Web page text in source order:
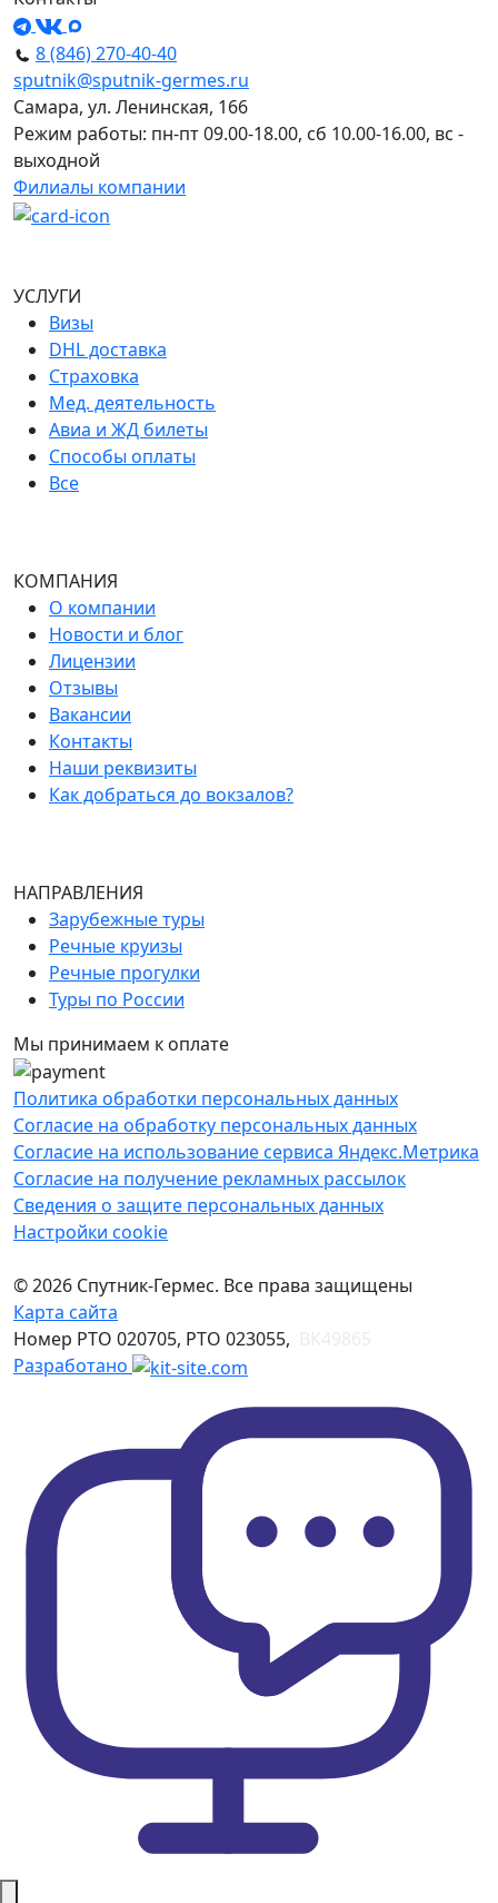
УСЛУГИ
Визы
DHL доставка
Страховка
Мед. деятельность
Авиа и ЖД билеты
Способы оплаты
Все
КОМПАНИЯ
О компании
Новости и блог
Лицензии
Отзывы
Вакансии
Контакты
Наши реквизиты
Как добраться до вокзалов?
НАПРАВЛЕНИЯ
Зарубежные туры
Речные круизы
Речные прогулки
Туры по России
Мы принимаем к оплате
8 (846) 270-40-40
sputnik@sputnik-germes.ru
Самара, ул. Ленинская, 166
Режим работы: пн-пт 09.00-18.00, сб 10.00-16.00, вс -
выходной
Филиалы компании
Политика обработки персональных данных
Согласие на обработку персональных данных
Согласие на использование сервиса Яндекс.Метрика
Согласие на получение рекламных рассылок
Сведения о защите персональных данных
Настройки cookie
© 2026 Спутник-Гермес. Все права защищены
Карта сайта
Номер РТО 020705, РТО 023055,
Разработано